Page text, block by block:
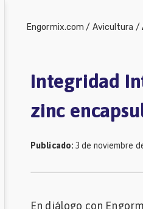
Agricultura
Balanceados
Ganadería
Engormix.com / Avicultura /
Integridad
zinc
Publicado: 3 de noviembre
En diálogo con